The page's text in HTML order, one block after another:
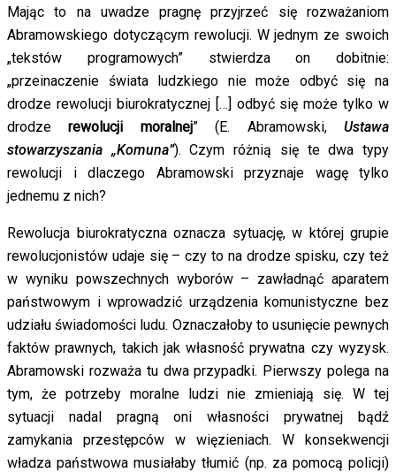
Mając to na uwadze pragnę przyjrzeć się rozważaniom
Abramowskiego dotyczącym rewolucji. W jednym ze swoich
„tekstów programowych” stwierdza on dobitnie:
„przeinaczenie świata ludzkiego nie może odbyć się na
drodze rewolucji biurokratycznej […] odbyć się może tylko w
drodzerewolucji moralnej” (E. Abramowski,Ustawa
stowarzyszania „Komuna”). Czym różnią się te dwa typy
rewolucji i dlaczego Abramowski przyznaje wagę tylko
jednemu z nich?
Rewolucja biurokratyczna oznacza sytuację, w której grupie
rewolucjonistów udaje się – czy to na drodze spisku, czy też
w wyniku powszechnych wyborów – zawładnąć aparatem
państwowym i wprowadzić urządzenia komunistyczne bez
udziału świadomości ludu. Oznaczałoby to usunięcie pewnych
faktów prawnych, takich jak własność prywatna czy wyzysk.
Abramowski rozważa tu dwa przypadki. Pierwszy polega na
tym, że potrzeby moralne ludzi nie zmieniają się. W tej
sytuacji nadal pragną oni własności prywatnej bądź
zamykania przestępców w więzieniach. W konsekwencji
władza państwowa musiałaby tłumić (np. za pomocą policji)